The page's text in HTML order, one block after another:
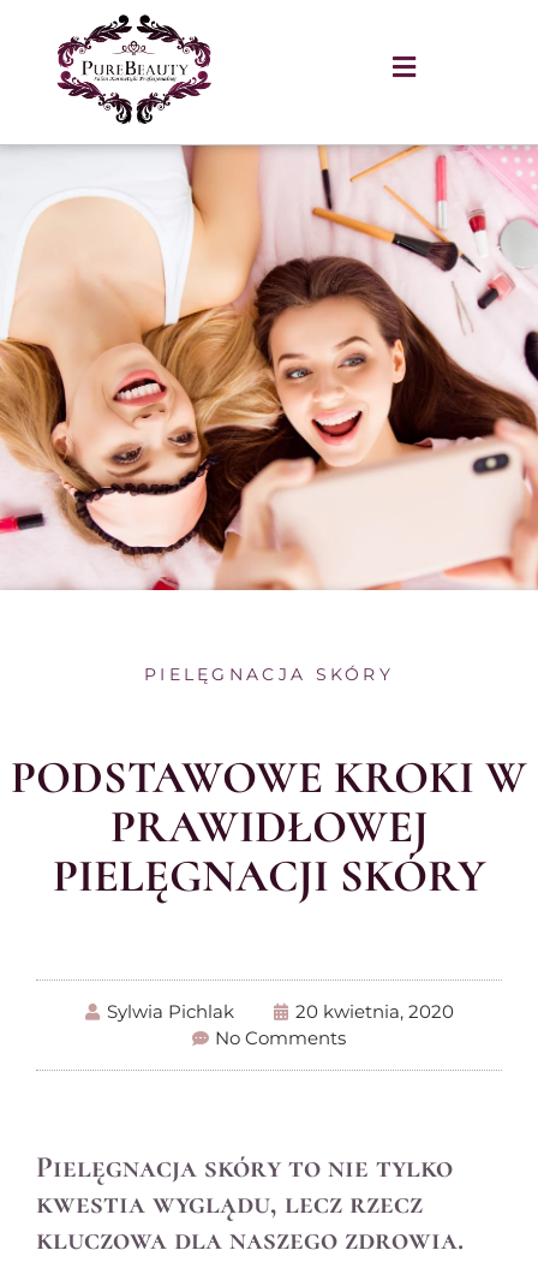
PIELĘGNACJA SKÓRY
PODSTAWOWE KROKI W
PRAWIDŁOWEJ
PIELĘGNACJI SKÓRY
Sylwia Pichlak
20 kwietnia, 2020
No Comments
Pielęgnacja skóry to nie tylko
kwestia wyglądu, lecz rzecz
kluczowa dla naszego zdrowia.